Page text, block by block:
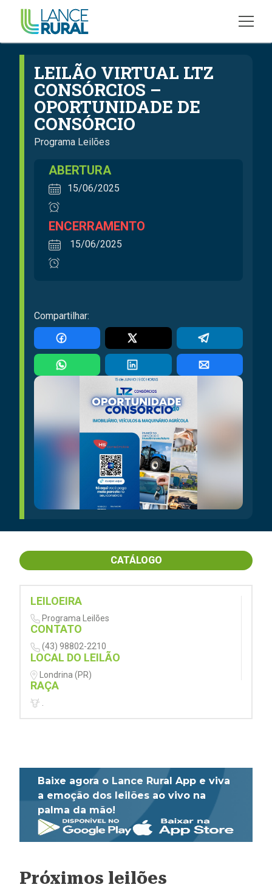
LEILÃO VIRTUAL LTZ
CONSÓRCIOS –
OPORTUNIDADE DE
CONSÓRCIO
Programa Leilões
ABERTURA
15/06/2025
ENCERRAMENTO
15/06/2025
Compartilhar:
CATÁLOGO
LEILOEIRA
Programa Leilões
CONTATO
(43) 98802-2210
LOCAL DO LEILÃO
Londrina (PR)
RAÇA
Baixe agora o Lance Rural App e viva
a emoção dos leilões ao vivo na
palma da mão!
Próximos leilões